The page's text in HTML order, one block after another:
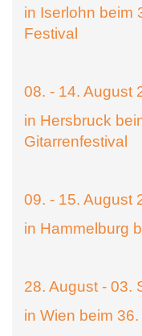
in Iserlohn beim
Festival
08. - 14. August
in Hersbruck
Gitarrenfestival
09. - 15. August
in Hammelburg
28. August - 03.
in Wien beim